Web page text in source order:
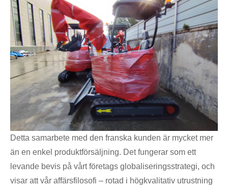
Detta samarbete med den franska kunden är mycket mer
än en enkel produktförsäljning. Det fungerar som ett
levande bevis på vårt företags globaliseringsstrategi, och
visar att vår affärsfilosofi – rotad i högkvalitativ utrustning